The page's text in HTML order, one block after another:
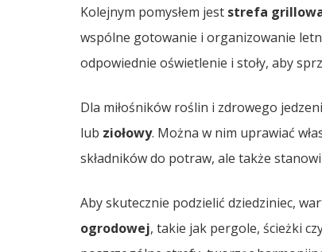
Kolejnym pomysłem jest strefa
wspólne gotowanie i organizowanie
odpowiednie oświetlenie i stoły, aby
Dla miłośników roślin i zdrowego
lub ziołowy. Można w nim uprawiać
składników do potraw, ale także
Aby skutecznie podzielić dziedziniec,
ogrodowej, takie jak pergole, ścieżki